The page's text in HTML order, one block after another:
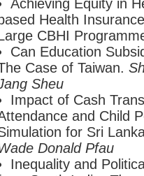
Achieving Equity in
based Health
CBHI
Can Education
Case of Taiwan.
Sheu
Impact of Cash
and Child
for Sri
Donald Pfau
Inequality and